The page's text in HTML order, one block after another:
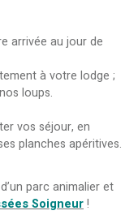
arrivée au jour de
à votre lodge ;
loups.
vos séjour, en
planches apéritives.
parc animalier et
Soigneur!